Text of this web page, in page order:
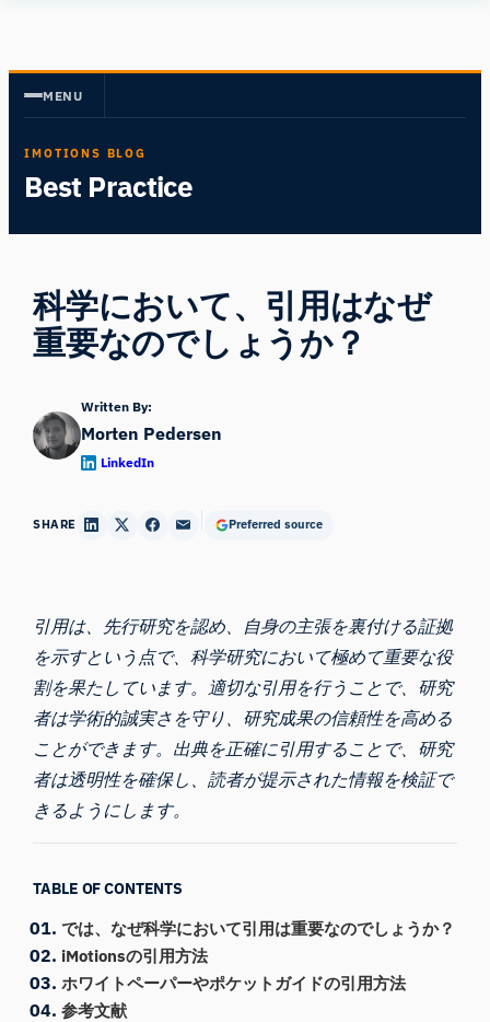
を
ス
ッ
MENU
IMOTIONS BLOG
Best Practice
科学において、引用はなぜ
重要なのでしょうか？
Written By:
Morten Pedersen
LinkedIn
SHARE Preferred source
引用は、先行研究を認め、自身の主張を裏付ける証拠
を示すという点で、科学研究において極めて重要な役
割を果たしています。適切な引用を行うことで、研究
者は学術的誠実さを守り、研究成果の信頼性を高める
ことができます。出典を正確に引用することで、研究
者は透明性を確保し、読者が提示された情報を検証で
きるようにします。
TABLE OF CONTENTS
では、なぜ科学において引用は重要なのでしょうか？
iMotionsの引用方法
ホワイトペーパーやポケットガイドの引用方法
参考文献